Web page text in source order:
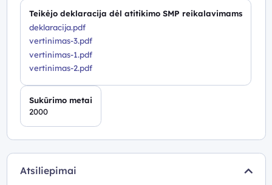
Teikėjo deklaracija dėl atitikimo SMP reikalavimams
deklaracija.pdf
vertinimas-3.pdf
vertinimas-1.pdf
vertinimas-2.pdf
Sukūrimo metai
2000
Atsiliepimai